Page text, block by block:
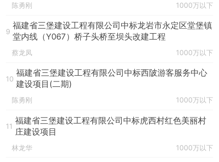
陈勇刚 1000万以下
9
福建省三堡建设工程有限公司中标龙岩市永定区堂堡镇
堂内线（Y067）桥子头桥至坝头改建工程
蔡龙凤 1000万以下
10
福建省三堡建设工程有限公司中标西陂游客服务中心
建设项目(二期)
陈勇刚 1000万以下
11
福建省三堡建设工程有限公司中标虎西村红色美丽村
庄建设项目
林龙华 1000万以下